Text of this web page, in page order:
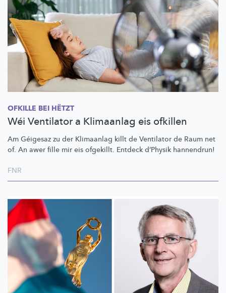
OFKILLE BEI HËTZT
Wéi Ventilator a Klimaanlag eis ofkillen
Am Géigesaz zu der Klimaanlag killt de Ventilator de Raum net
of. An awer fille mir eis ofgekillt. Entdeck d’Physik hannendrun!
FNR